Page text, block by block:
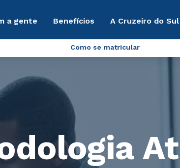
a gente Benefícios A Cruzeiro do
Como se matricular